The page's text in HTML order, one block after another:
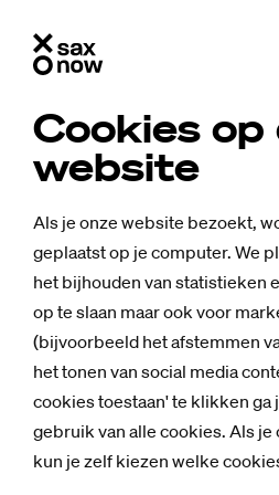
Cookies op
website
Als je onze website bezoekt,
geplaatst op je computer. We
het bijhouden van statistieken
op te slaan maar ook voor
(bijvoorbeeld het afstemmen
het tonen van social media
cookies toestaan' te klikken ga
gebruik van alle cookies. Als
kun je zelf kiezen welke
Nieuws
Saxi­on vindt
met Inge